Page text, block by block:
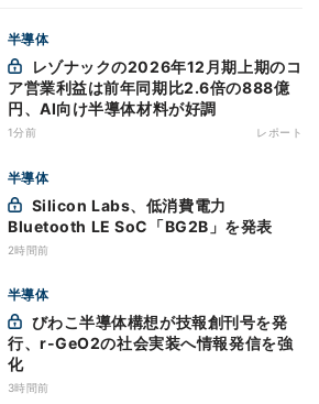
半導体
ア営業利益は前年同期比2.6倍の888億
円、AI向け半導体材料が好調
1分前 レポート
半導体
Bluetooth LE SoC「BG2B」を発表
2時間前
半導体
行、r-GeO2の社会実装へ情報発信を強
化
3時間前